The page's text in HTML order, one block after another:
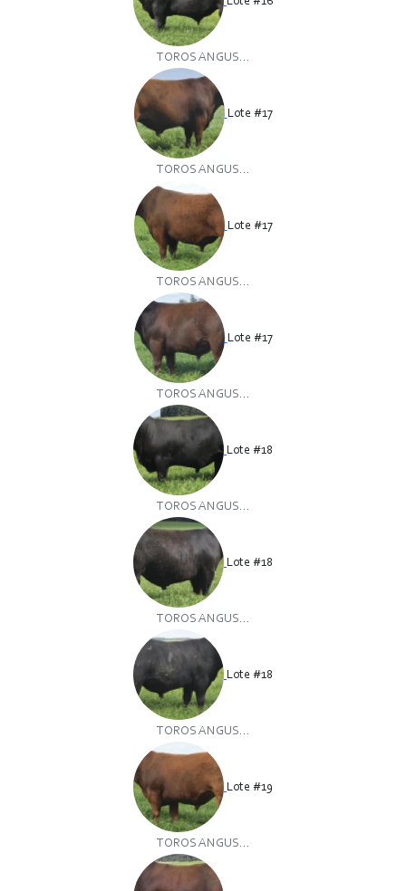
TOROS ANGUS...
Lote #17
TOROS ANGUS...
Lote #17
TOROS ANGUS...
Lote #17
TOROS ANGUS...
Lote #18
TOROS ANGUS...
Lote #18
TOROS ANGUS...
Lote #18
TOROS ANGUS...
Lote #19
TOROS ANGUS...